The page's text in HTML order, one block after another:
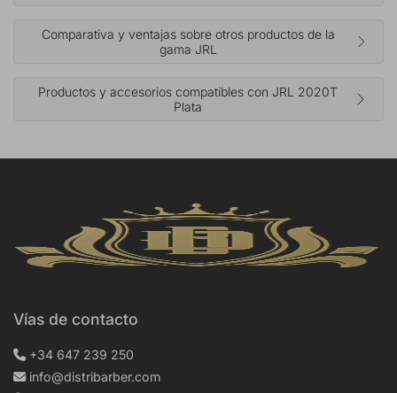
Comparativa y ventajas sobre otros productos de la
gama JRL
Productos y accesorios compatibles con JRL 2020T
Plata
Vías de contacto
+34 647 239 250
info@distribarber.com